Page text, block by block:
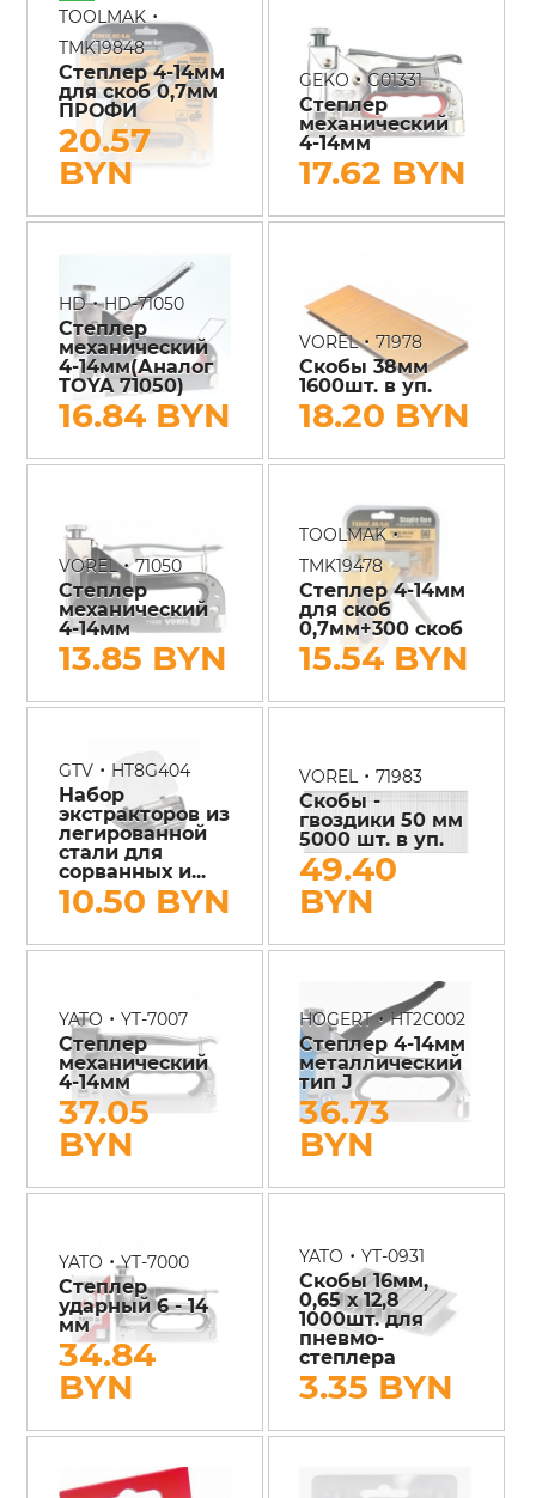
TOOLMAK•
TMK19848
Степлер 4-14мм
для скоб 0,7мм
ПРОФИ
20.57
BYN
GEKO•G01331
Степлер
механический
4-14мм
17.62 BYN
HD•HD-71050
Степлер
механический
4-14мм(Аналог
TOYA 71050)
16.84 BYN
VOREL•71978
Скобы 38мм
1600шт. в уп.
18.20 BYN
VOREL•71050
Степлер
механический
4-14мм
13.85 BYN
TOOLMAK•
TMK19478
Степлер 4-14мм
для скоб
0,7мм+300 скоб
15.54 BYN
GTV• HT8G404
Набор
экстракторов из
легированной
стали для
сорванных и...
10.50 BYN
VOREL •71983
Скобы -
гвоздики 50 мм
5000 шт. в уп.
49.40
BYN
YATO • YT-7007
Степлер
механический
4-14мм
37.05
BYN
HOGERT•HT2C002
Степлер 4-14мм
металлический
тип J
36.73
BYN
YATO •YT-7000
Степлер
ударный 6 - 14
мм
34.84
BYN
YATO •YT-0931
Скобы 16мм,
0,65 х 12,8
1000шт. для
пневмо-
степлера
3.35 BYN